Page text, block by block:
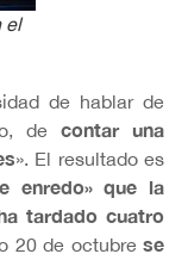
el
de hablar de
de contar una
». El resultado es
enredo» que la
tardado cuatro
20 de octubre se